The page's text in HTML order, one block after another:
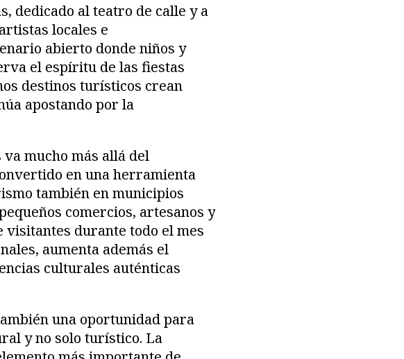
dedicado al teatro de calle y a
locales e
abierto donde niños y
el espíritu de las fiestas
destinos turísticos crean
apostando por la
va mucho más allá del
en una herramienta
también en municipios
comercios, artesanos y
visitantes durante todo el mes
aumenta además el
culturales auténticas
una oportunidad para
y no solo turístico. La